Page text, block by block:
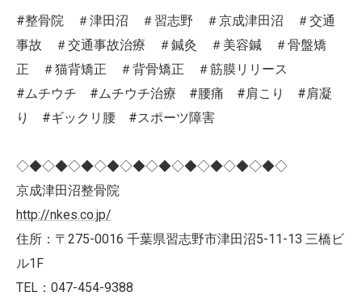
#整骨院 ＃津田沼 ＃習志野 ＃京成津田沼 ＃交通
事故 ＃交通事故治療 ＃鍼灸 ＃美容鍼 ＃骨盤矯
正 ＃猫背矯正 ＃背骨矯正 ＃筋膜リリース
#ムチウチ #ムチウチ治療 #腰痛 #肩こり #肩凝
り #ギックリ腰 #スポーツ障害
◇◆◇◆◇◆◇◆◇◆◇◆◇◆◇◆◇◆◇◆◇
京成津田沼整骨院
http://nkes.co.jp/
住所：〒275-0016 千葉県習志野市津田沼5-11-13 三橋ビ
ル1F
TEL：047-454-9388